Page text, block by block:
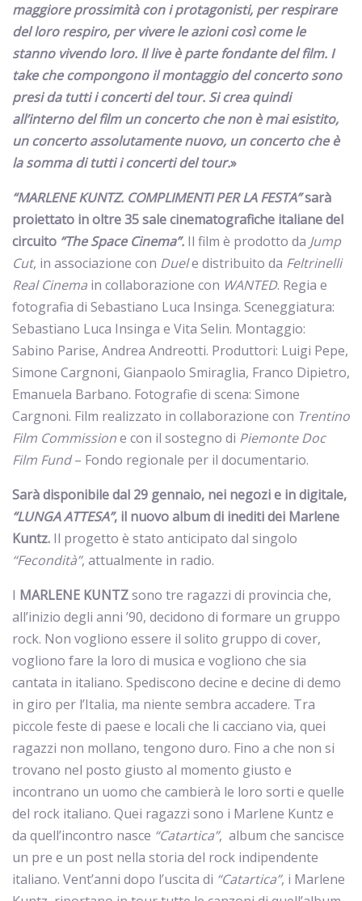
maggiore prossimità con i protagonisti, per respirare
del loro respiro, per vivere le azioni così come le
stanno vivendo loro. Il live è parte fondante del film. I
take che compongono il montaggio del concerto sono
presi da tutti i concerti del tour. Si crea quindi
all’interno del film un concerto che non è mai esistito,
un concerto assolutamente nuovo, un concerto che è
la somma di tutti i concerti del tour.»
“MARLENE KUNTZ. COMPLIMENTI PER LA FESTA”sarà
proiettato in oltre 35 sale cinematografiche italianedel
circuito “The Space Cinema”. Il film è prodotto da Jump
Cut, in associazione con Duele distribuito da Feltrinelli
Real Cinema in collaborazione con WANTED. Regia e
fotografia di Sebastiano Luca Insinga. Sceneggiatura:
Sebastiano Luca Insinga e Vita Selin. Montaggio:
Sabino Parise, Andrea Andreotti. Produttori: Luigi Pepe,
Simone Cargnoni, Gianpaolo Smiraglia, Franco Dipietro,
Emanuela Barbano. Fotografie di scena: Simone
Cargnoni. Film realizzato in collaborazione con Trentino
Film Commissione con il sostegno di Piemonte Doc
Film Fund– Fondo regionale per il documentario.
Sarà disponibile dal 29 gennaio, nei negozi e in digitale,
“LUNGA ATTESA”, il nuovo album di inediti dei Marlene
Kuntz. Il progetto è stato anticipato dal singolo
“Fecondità”, attualmente in radio.
I MARLENE KUNTZsono tre ragazzi di provincia che,
all’inizio degli anni ’90, decidono di formare un gruppo
rock. Non vogliono essere il solito gruppo di cover,
vogliono fare la loro di musica e vogliono che sia
cantata in italiano. Spediscono decine e decine di demo
in giro per l’Italia, ma niente sembra accadere. Tra
piccole feste di paese e locali che li cacciano via, quei
ragazzi non mollano, tengono duro. Fino a che non si
trovano nel posto giusto al momento giusto e
incontrano un uomo che cambierà le loro sorti e quelle
del rock italiano. Quei ragazzi sono i Marlene Kuntz e
da quell’incontro nasce “Catartica”, album che sancisce
un pre e un post nella storia del rock indipendente
italiano. Vent’anni dopo l’uscita di “Catartica”, i Marlene